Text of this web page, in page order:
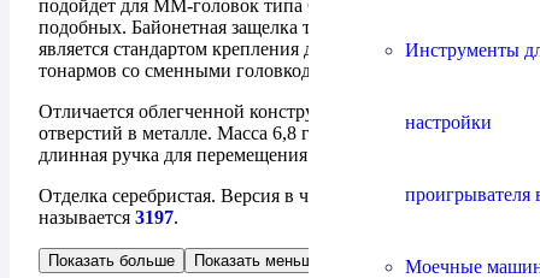
Инструменты
настройки
проигрывателя
Моечные
подойдет для ММ-головок типа Ortofon OM и им
подобных. Байонетная защелка типа SME фактически
является стандартом крепления для практически всех
тонармов со сменными головкодержателями.
Отличается облегченной конструкцией за счет
отверстий в металле. Масса 6,8 грамм. Удобная
длинная ручка для перемещения тонарма.
Отделка серебристая. Версия в черной отделке
называется 3197.
Показать больше Показать меньше